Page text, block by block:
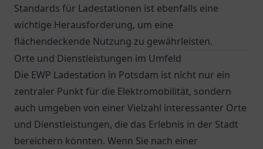
Standards für Ladestationen ist ebenfalls eine
wichtige Herausforderung, um eine
flächendeckende Nutzung zu gewährleisten.
Orte und Dienstleistungen im Umfeld
Die EWP Ladestation in Potsdam ist nicht nur ein
zentraler Punkt für die Elektromobilität, sondern
auch umgeben von einer Vielzahl interessanter Orte
und Dienstleistungen, die das Erlebnis in der Stadt
bereichern könnten. Wenn Sie nach einer